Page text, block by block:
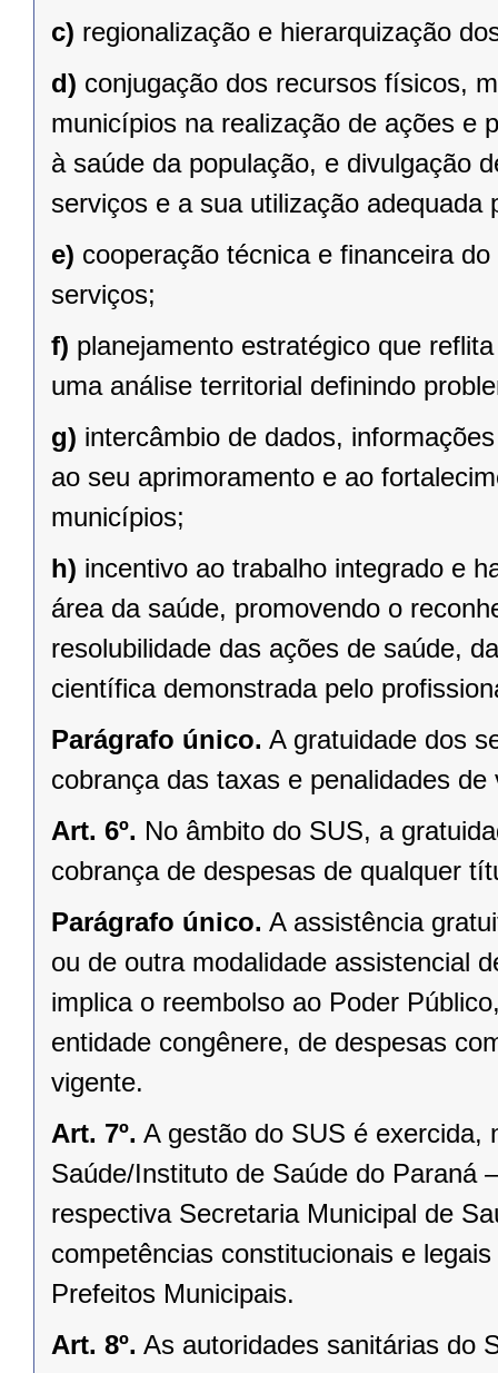
c) regionalização e hierarquização
d) conjugação dos recursos físicos,
municípios na realização de ações e
à saúde da população, e divulgação
serviços e a sua utilização adequada
e) cooperação técnica e financeira
serviços;
f) planejamento estratégico que
uma análise territorial definindo
g) intercâmbio de dados,
ao seu aprimoramento e ao
municípios;
h) incentivo ao trabalho integrado e
área da saúde, promovendo o
resolubilidade das ações de saúde,
científica demonstrada pelo
Parágrafo único. A gratuidade dos
cobrança das taxas e penalidades de
Art. 6º. No âmbito do SUS, a
cobrança de despesas de qualquer
Parágrafo único. A assistência
ou de outra modalidade assistencial
implica o reembolso ao Poder
entidade congênere, de despesas
vigente.
Art. 7º. A gestão do SUS é exercida,
Saúde/Instituto de Saúde do Paraná
respectiva Secretaria Municipal de
competências constitucionais e
Prefeitos Municipais.
Art. 8º. As autoridades sanitárias do